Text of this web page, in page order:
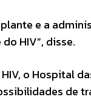
e a
HIV”, disse.
o Hospital
de